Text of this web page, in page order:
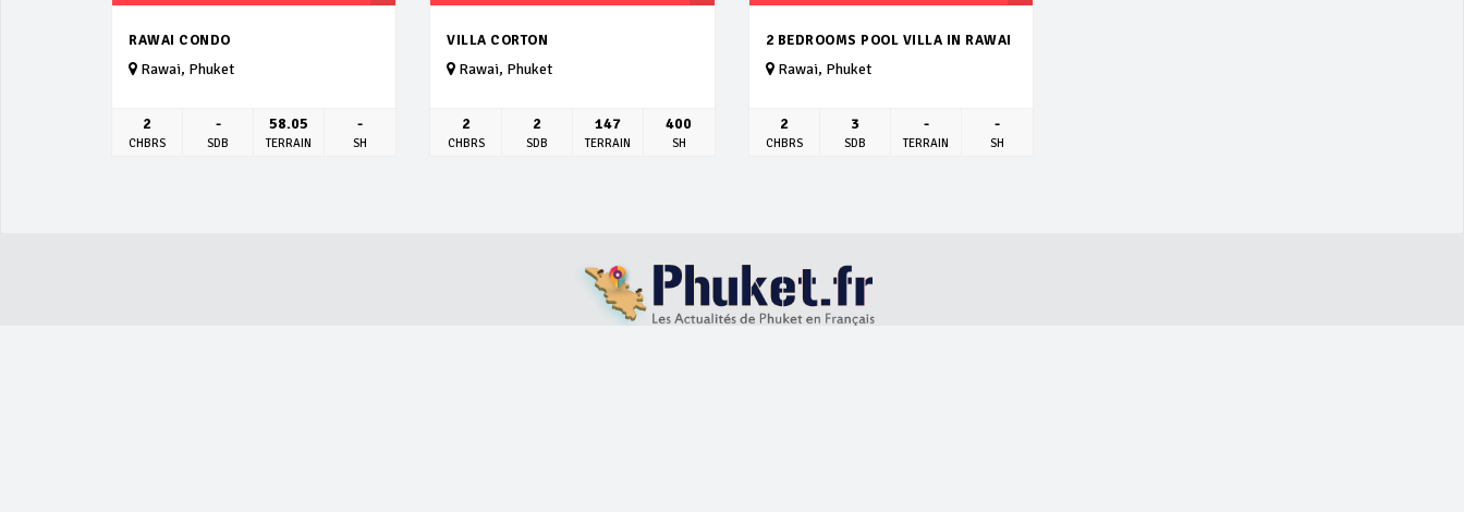
RAWAI CONDO
Rawai, Phuket
2
CHBRS
-
SDB
58.05
TERRAIN
-
SH
VILLA CORTON
Rawai, Phuket
2
CHBRS
2
SDB
147
TERRAIN
400
SH
2 BEDROOMS POOL VILLA IN RAWAI
Rawai, Phuket
2
CHBRS
3
SDB
-
TERRAIN
-
SH